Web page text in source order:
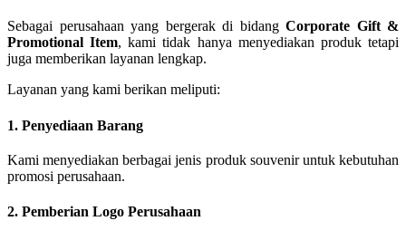
Sebagai perusahaan yang bergerak di bidang Corporate Gift &
Promotional Item, kami tidak hanya menyediakan produk tetapi
juga memberikan layanan lengkap.
Layanan yang kami berikan meliputi:
1. Penyediaan Barang
Kami menyediakan berbagai jenis produk souvenir untuk kebutuhan
promosi perusahaan.
2. Pemberian Logo Perusahaan